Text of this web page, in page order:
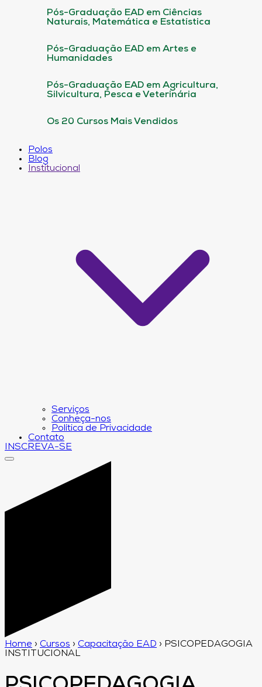
Pós-Graduação EAD em Ciências
Naturais, Matemática e Estatística
Pós-Graduação EAD em Artes e
Humanidades
Pós-Graduação EAD em Agricultura,
Silvicultura, Pesca e Veterinária
Os 20 Cursos Mais Vendidos
Polos
Blog
Institucional
Serviços
Conheça-nos
Política de Privacidade
Contato
INSCREVA-SE
Home › Cursos › Capacitação EAD › PSICOPEDAGOGIA
INSTITUCIONAL